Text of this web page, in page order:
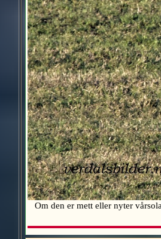
Om den er mett eller nyter